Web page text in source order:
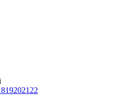
192021 22